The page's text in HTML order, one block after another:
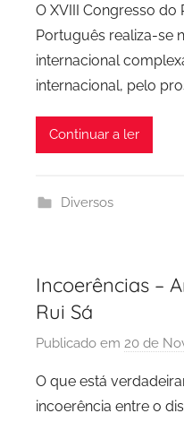
O XVIII Congresso do
Português realiza-se
internacional
internacional, pelo
Continuar a ler
Diversos
Incoerências –
Rui Sá
Publicado em 20 de
O que está
incoerência entre o